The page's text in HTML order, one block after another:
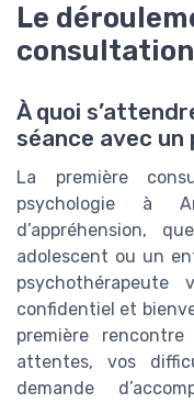
Le
consultation
À quoi
séance avec un
La première
psychologie à
d’appréhension,
adolescent ou un
confidentiel et
première
attentes, vos
demande